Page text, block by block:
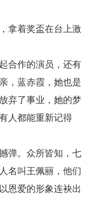
拿着奖盃在台上激
合作的演员，还有
，蓝赤霞，她也是
弃了事业，她的梦
人都能重新记得
弹。众所皆知，七
名叫王佩丽，他们
恩爱的形象连袂出